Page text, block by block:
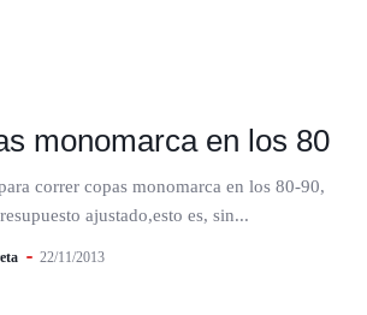
monomarca en los 80
correr copas monomarca en los 80-90,
ajustado,esto es, sin...
22/11/2013